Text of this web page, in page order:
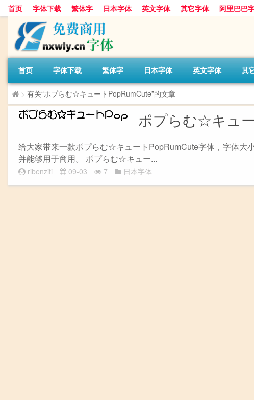
首页 字体下载 繁体字 日本字体 英文字体 其它字体 阿里巴巴
首页 字体下载 繁体字 日本字体 英文字体 其
> 有关“ポプらむ☆キュートPopRumCute”的文章
ポプらむ☆キュ
给大家带来一款ポプらむ☆キュートPopRumCute字体，字体大
并能够用于商用。 ポプらむ☆キュー...
ribenziti 09-03 7 日本字体